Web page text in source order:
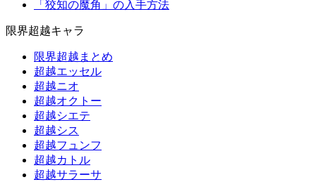
「狡知の魔角」の入手方法
限界超越キャラ
限界超越まとめ
超越エッセル
超越ニオ
超越オクトー
超越シエテ
超越シス
超越フュンフ
超越カトル
超越サラーサ